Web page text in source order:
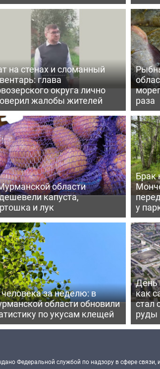
на стенах и сломанный
глава
округа лично
жалобы жителей
раза
области
капуста,
и лук
Брак
у
за неделю: в
области обновили
по укусам клещей
День
как
стал
руды
Федеральной службой по надзору в сфере